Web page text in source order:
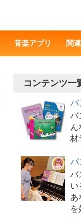
音楽アプリ 関
コンテンツ一
バ
材
バ
い
あ